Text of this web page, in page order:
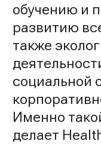
обучению и
развитию
также
социальной
Именно
делает